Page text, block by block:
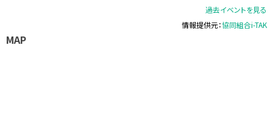
過去イベントを見る
情報提供元：協同組合i-TAK
MAP